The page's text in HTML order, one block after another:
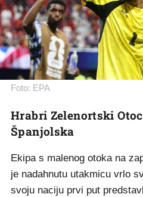
Foto: EPA
Hrabri Zelenortski
Španjolska
Ekipa s malenog otoka na
je nadahnutu utakmicu vrlo
svoju naciju prvi put